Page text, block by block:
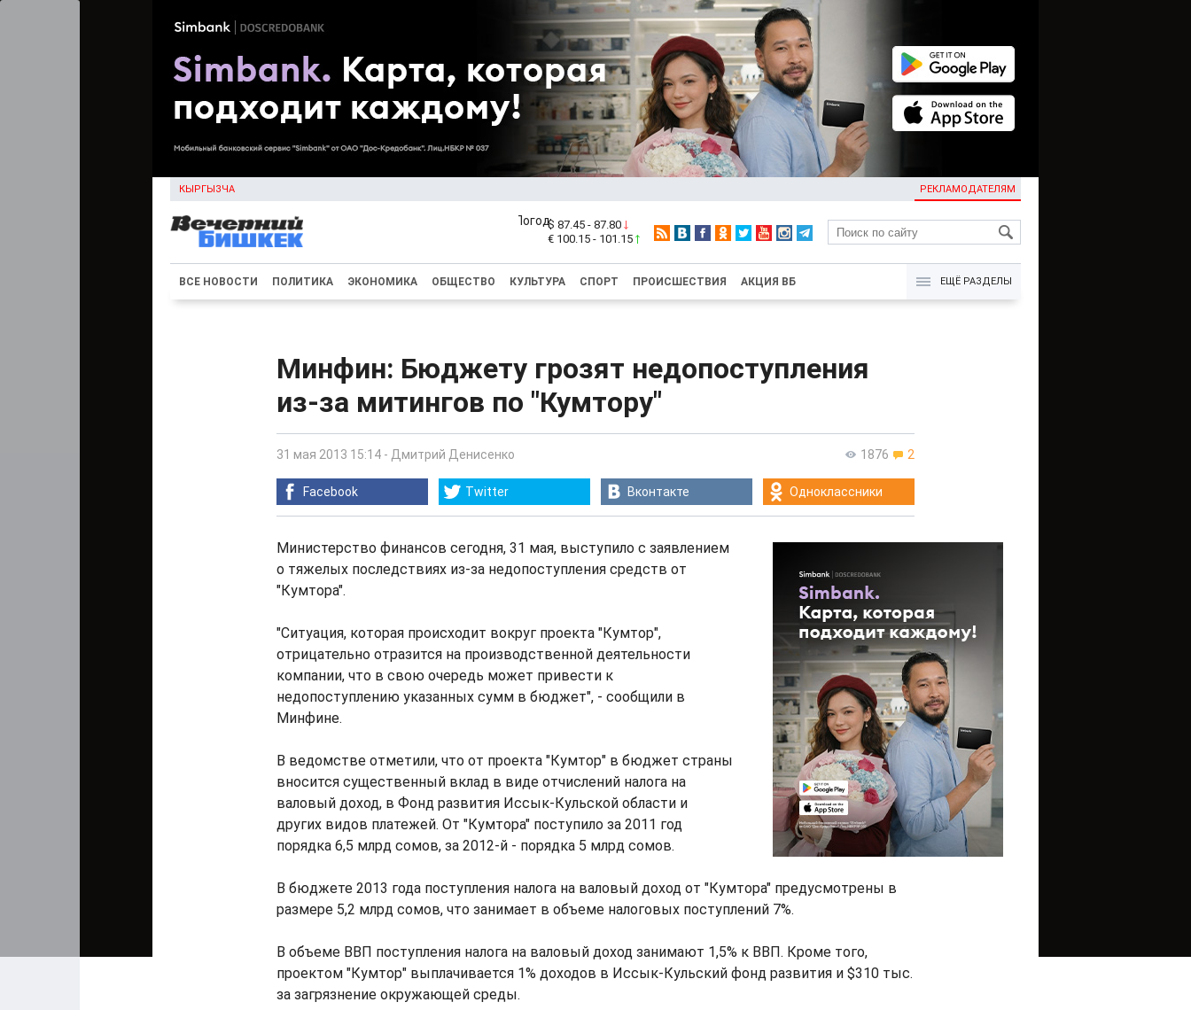
КЫРГЫЗЧА РЕКЛАМОДАТЕЛЯМ
KG
$ 87.45 - 87.80
€ 100.15 - 101.15
ВСЕ НОВОСТИ ПОЛИТИКА ЭКОНОМИКА ОБЩЕСТВО КУЛЬТУРА СПОРТ ПРОИСШЕСТВИЯ АКЦИЯ ВБ ЕЩЁ РАЗДЕЛЫ
Минфин: Бюджету грозят недопоступления
из-за митингов по "Кумтору"
1876 2
31 мая 2013 15:14 - Дмитрий Денисенко
Facebook Twitter Вконтакте Одноклассники
Министерство финансов сегодня, 31 мая, выступило с заявлением
о тяжелых последствиях из-за недопоступления средств от
"Кумтора".
"Ситуация, которая происходит вокруг проекта "Кумтор",
отрицательно отразится на производственной деятельности
компании, что в свою очередь может привести к
недопоступлению указанных сумм в бюджет", - сообщили в
Минфине.
В ведомстве отметили, что от проекта "Кумтор" в бюджет страны
вносится существенный вклад в виде отчислений налога на
валовый доход, в Фонд развития Иссык-Кульской области и
других видов платежей. От "Кумтора" поступило за 2011 год
порядка 6,5 млрд сомов, за 2012-й - порядка 5 млрд сомов.
В бюджете 2013 года поступления налога на валовый доход от "Кумтора" предусмотрены в
размере 5,2 млрд сомов, что занимает в объеме налоговых поступлений 7%.
В объеме ВВП поступления налога на валовый доход занимают 1,5% к ВВП. Кроме того,
проектом "Кумтор" выплачивается 1% доходов в Иссык-Кульский фонд развития и $310 тыс.
за загрязнение окружающей среды.